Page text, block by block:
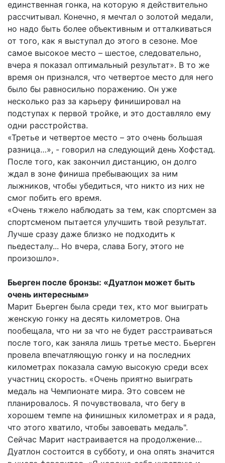
единственная гонка, на которую я действительно
рассчитывал. Конечно, я мечтал о золотой медали,
но надо быть более объективным и отталкиваться
от того, как я выступал до этого в сезоне. Мое
самое высокое место – шестое, следовательно,
вчера я показал оптимальный результат». В то же
время он признался, что четвертое место для него
было бы равносильно поражению. Он уже
несколько раз за карьеру финишировал на
подступах к первой тройке, и это доставляло ему
одни расстройства.
«Третье и четвертое место – это очень большая
разница…», - говорил на следующий день Хофстад.
После того, как закончил дистанцию, он долго
ждал в зоне финиша пребывающих за ним
лыжников, чтобы убедиться, что никто из них не
смог побить его время.
«Очень тяжело наблюдать за тем, как спортсмен за
спортсменом пытается улучшить твой результат.
Лучше сразу даже близко не подходить к
пьедесталу... Но вчера, слава Богу, этого не
произошло».
Бьерген после бронзы: «Дуатлон может быть
очень интересным»
Марит Бьерген была среди тех, кто мог выиграть
женскую гонку на десять километров. Она
пообещала, что ни за что не будет расстраиваться
после того, как заняла лишь третье место. Бьерген
провела впечатляющую гонку и на последних
километрах показала самую высокую среди всех
участниц скорость. «Очень приятно выиграть
медаль на Чемпионате мира. Это совсем не
планировалось. Я почувствовала, что бегу в
хорошем темпе на финишных километрах и я рада,
что этого хватило, чтобы завоевать медаль".
Сейчас Марит настраивается на продолжение…
Дуатлон состоится в субботу, и она опять значится